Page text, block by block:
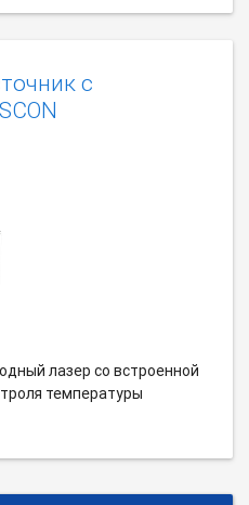
с
лазер со встроенной
температуры